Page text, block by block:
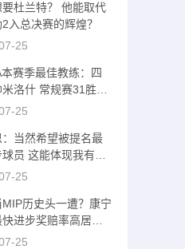
杜兰特？ 他能取代
入总决赛的辉煌？
25
赛季最佳教练：四
洛什 常规赛31胜1
组头名
25
当然希望被提名最
员 这能体现我有很
队友
25
历史头一遭？康宁
进步奖赔率高居第
25